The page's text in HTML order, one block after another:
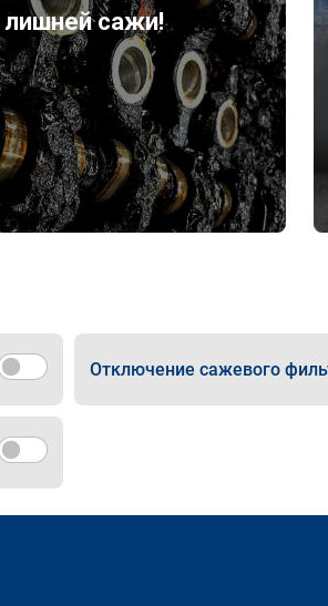
лишней сажи!
Отключение сажевого